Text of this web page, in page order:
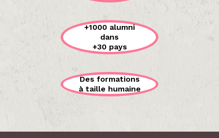
+1000 alumni
dans
+30 pays
Des formations
à taille humaine